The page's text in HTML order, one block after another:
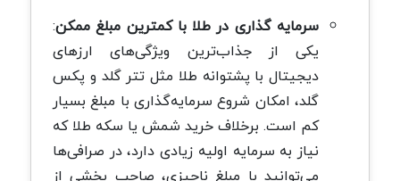
سرمایه گذاری در طلا با کمترین مبلغ ممکن:
یکی از جذاب‌ترین ویژگی‌های ارزهای
دیجیتال با پشتوانه طلا مثل تتر گلد و پکس
گلد، امکان شروع سرمایه‌گذاری با مبلغ بسیار
کم است. برخلاف خرید شمش یا سکه طلا که
نیاز به سرمایه اولیه زیادی دارد، در صرافی‌ها
می‌توانید با مبلغ ناچیزی، صاحب بخشی از